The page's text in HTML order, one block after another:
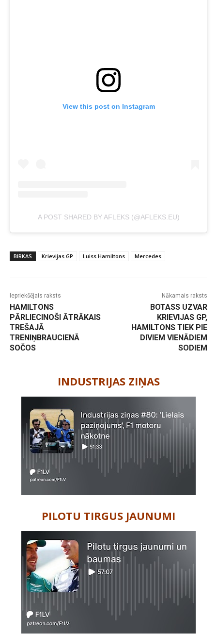
View this post on Instagram
A POST SHARED BY AFLEKS (@AFLEKS.EU)
BIRKAS Krievijas GP Luiss Hamiltons Mercedes
Iepriekšējais raksts
HAMILTONS
PĀRLIECINOŠI ĀTRĀKAIS
TREŠAJĀ
TRENIŅBRAUCIENĀ
SOČOS
Nākamais raksts
BOTASS UZVAR
KRIEVIJAS GP,
HAMILTONS TIEK PIE
DIVIEM VIENĀDIEM
SODIEM
INDUSTRIJAS ZIŅAS
PILOTU TIRGUS JAUNUMI